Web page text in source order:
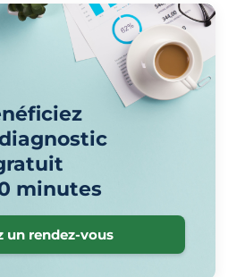
minutes
un rendez-vous